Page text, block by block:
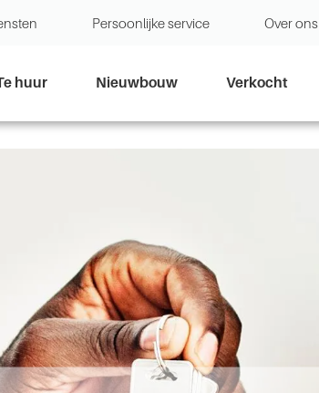
Persoonlijke service Over ons
huur Nieuwbouw Verkocht